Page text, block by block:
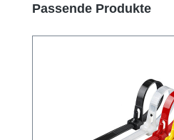
Produktgalerie überspringen
Passende Produkte